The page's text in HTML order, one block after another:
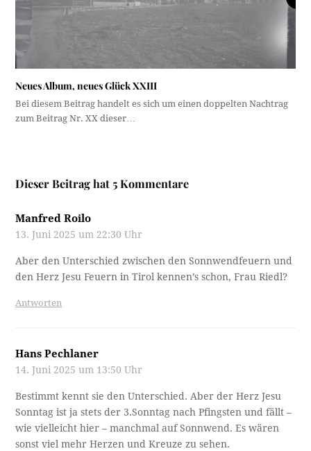
Neues Album, neues Glück XXIII
Bei diesem Beitrag handelt es sich um einen doppelten Nachtrag
zum Beitrag Nr. XX dieser…
Dieser Beitrag hat 5 Kommentare
Manfred Roilo
13. Juni 2025 um 22:30 Uhr
Aber den Unterschied zwischen den Sonnwendfeuern und
den Herz Jesu Feuern in Tirol kennen’s schon, Frau Riedl?
Antworten
Hans Pechlaner
14. Juni 2025 um 13:50 Uhr
Bestimmt kennt sie den Unterschied. Aber der Herz Jesu
Sonntag ist ja stets der 3.Sonntag nach Pfingsten und fällt –
wie vielleicht hier – manchmal auf Sonnwend. Es wären
sonst viel mehr Herzen und Kreuze zu sehen.